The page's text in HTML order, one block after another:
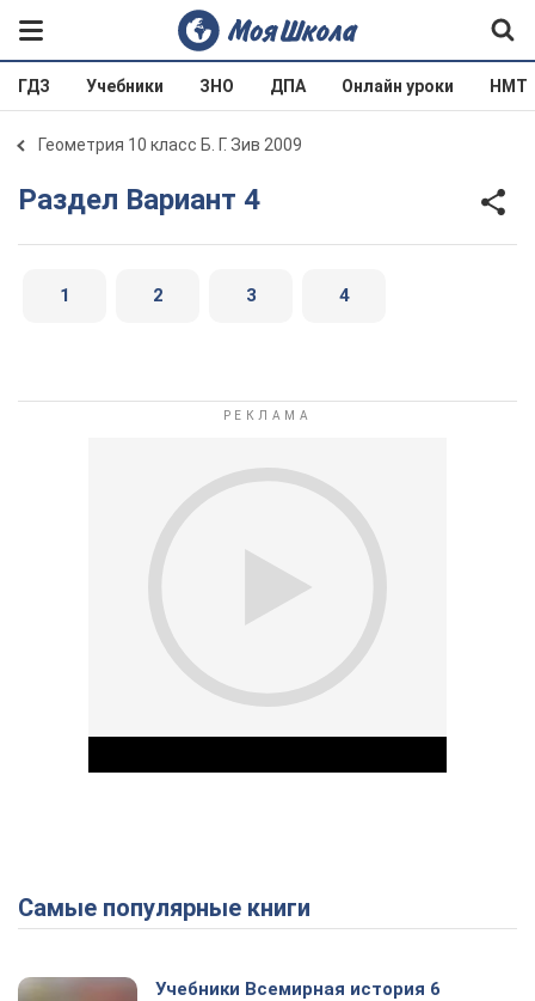
ГДЗ Учебники ЗНО ДПА Онлайн уроки НМТ
Геометрия 10 класс Б. Г. Зив 2009
Раздел Вариант 4
1 2 3 4
Play Video
Самые популярные книги
Учебники Всемирная история 6